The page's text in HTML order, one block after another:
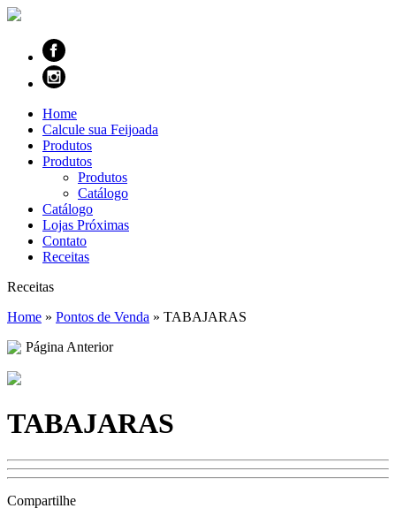
Home
Calcule sua Feijoada
Produtos
Produtos
Produtos
Catálogo
Catálogo
Lojas Próximas
Contato
Receitas
Receitas
Home » Pontos de Venda » TABAJARAS
Página Anterior
TABAJARAS
Compartilhe